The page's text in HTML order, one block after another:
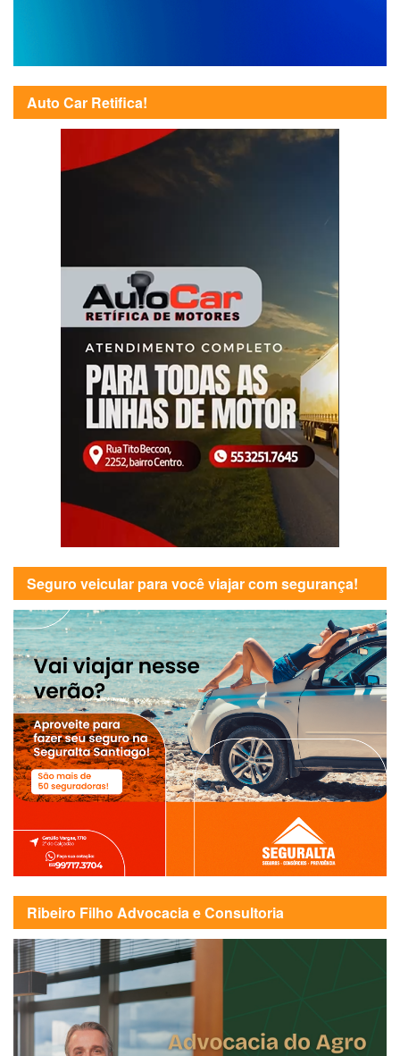
Auto Car Retifica!
Seguro veicular para você viajar com segurança!
Ribeiro Filho Advocacia e Consultoria